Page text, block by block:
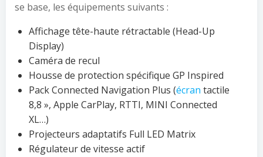
se base, les équipements suivants :
Affichage tête-haute rétractable (Head-Up
Display)
Caméra de recul
Housse de protection spécifique GP Inspired
Pack Connected Navigation Plus (écran tactile
8,8 », Apple CarPlay, RTTI, MINI Connected
XL…)
Projecteurs adaptatifs Full LED Matrix
Régulateur de vitesse actif